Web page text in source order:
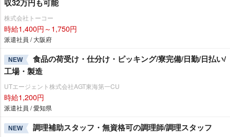
収32万円も可能
株式会社トーコー
時給1,400円～1,750円
派遣社員 / 大阪府
NEW
食品の荷受け・仕分け・ピッキング/寮完備/日勤/日払い/
工場・製造
UTエージェント株式会社AGT東海第一CU
時給1,200円
派遣社員 / 愛知県
NEW 調理補助スタッフ・無資格可の調理師/調理スタッフ